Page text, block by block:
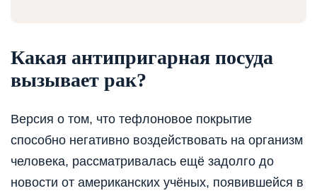
Какая антипригарная посуда
вызывает рак?
Версия о том, что тефлоновое покрытие
способно негативно воздействовать на организм
человека, рассматривалась ещё задолго до
новости от американских учёных, появившейся в